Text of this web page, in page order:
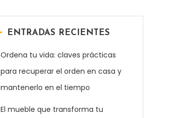
ENTRADAS RECIENTES
Ordena tu vida: claves prácticas
para recuperar el orden en casa y
mantenerlo en el tiempo
El mueble que transforma tu